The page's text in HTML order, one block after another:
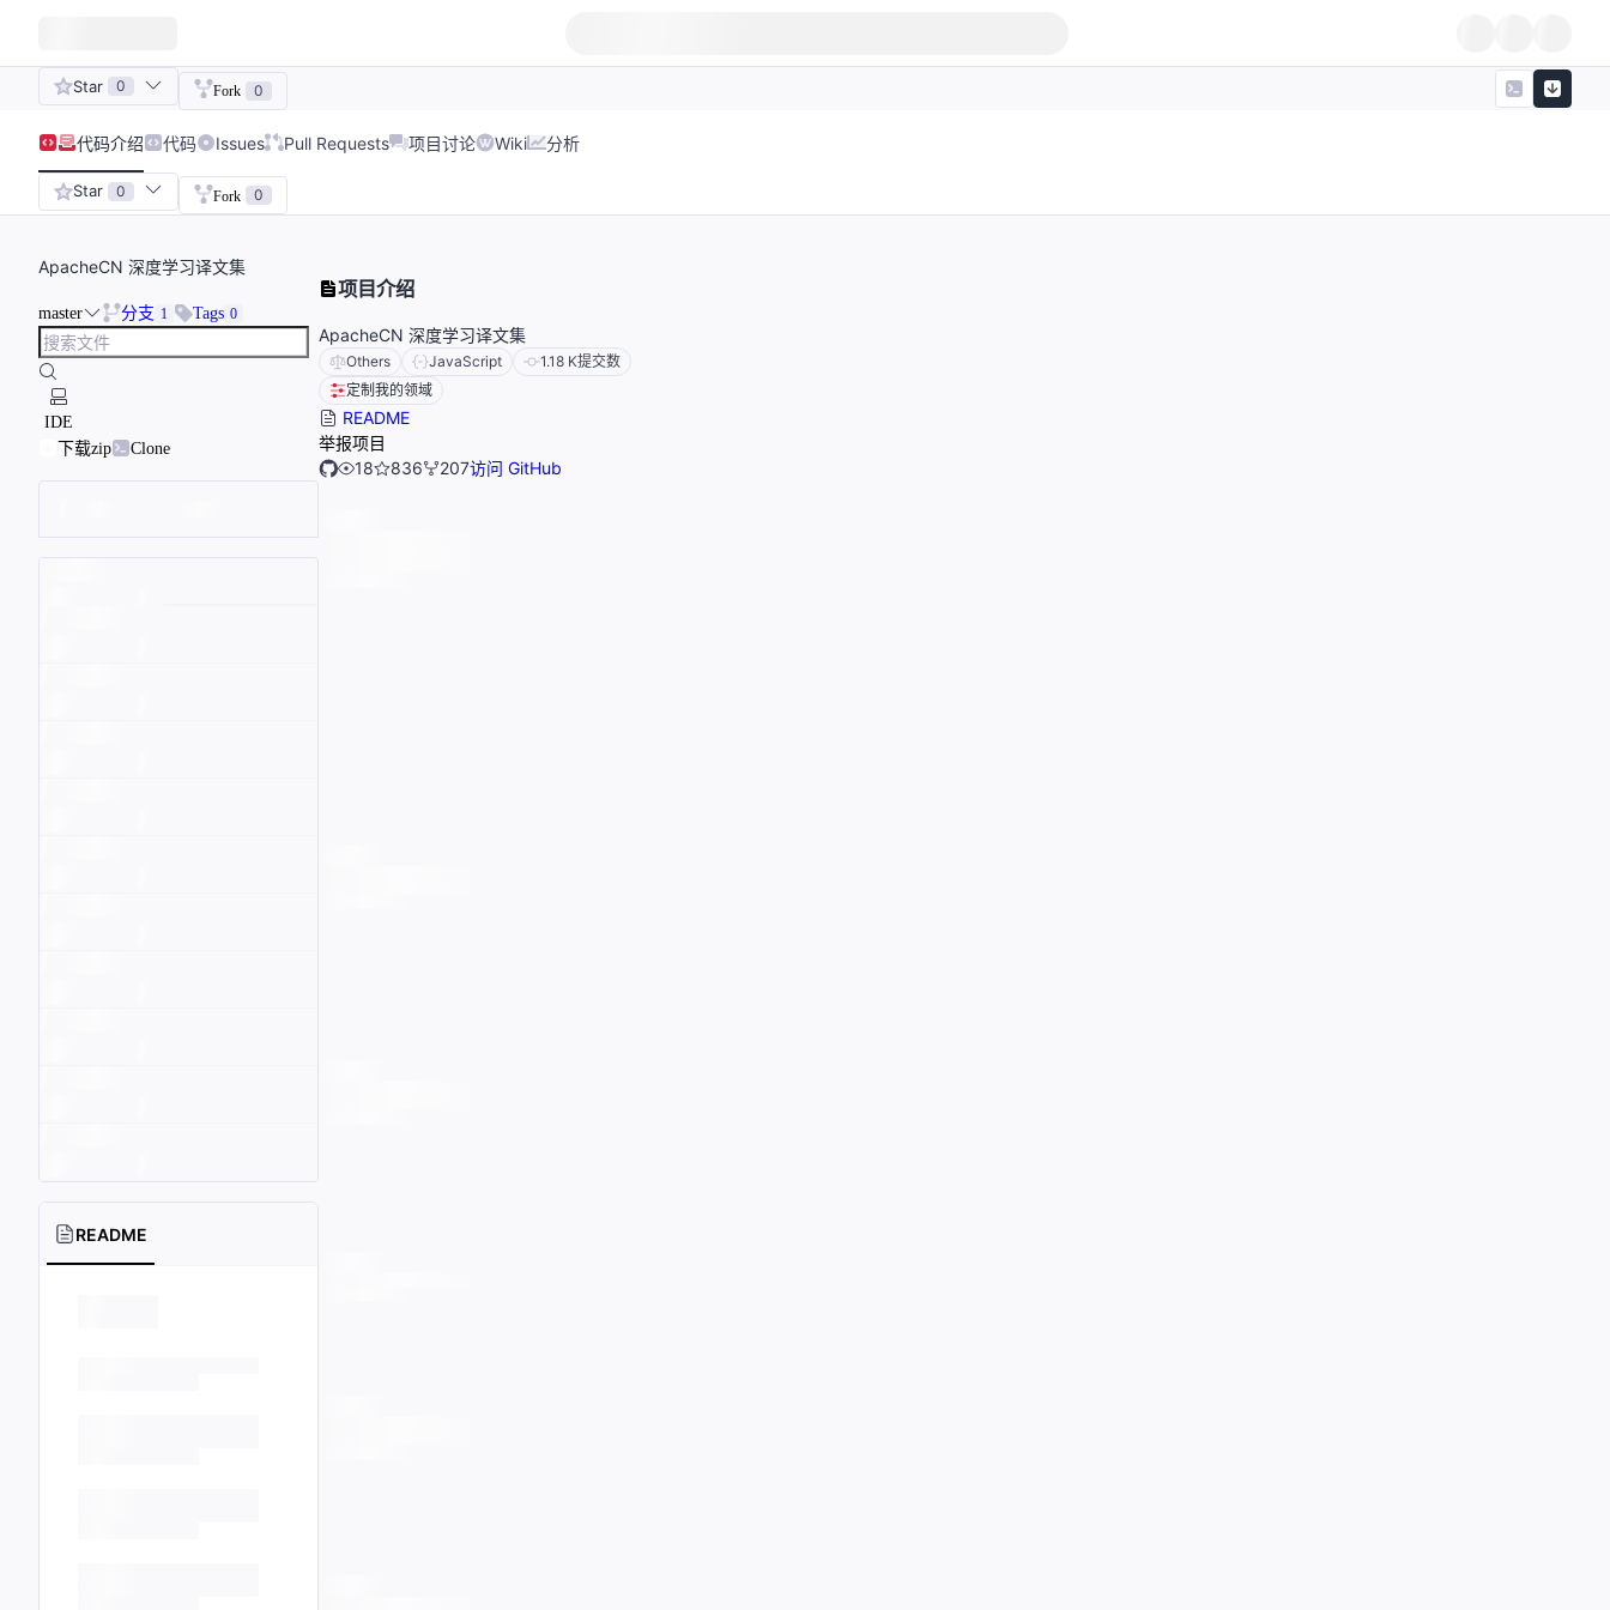
Star 0 Fork 0
代码介绍 代码 Issues Pull Requests 项目讨论 Wiki 分析
Star 0 Fork 0
ApacheCN 深度学习译文集
master 分支 1 Tags 0
IDE
下载zip
Clone
README
项目介绍
ApacheCN 深度学习译文集
Others JavaScript 1.18 K提交数
定制我的领域
README
举报项目
18
836 207访问 GitHub